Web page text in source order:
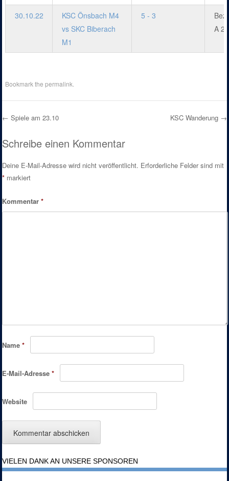
30.10.22
KSC Önsbach M4
vs SKC Biberach
M1
5 - 3
A
Bookmark thepermalink
Post navigation
← Spiele am 23.10 KSC Wanderung →
Schreibe einen Kommentar
Deine E-Mail-Adresse wird nicht veröffentlicht. Erforderliche Felder sind mit
* markiert
Kommentar*
Name*
E-Mail-Adresse*
Website
VIELEN DANK AN UNSERE SPONSOREN